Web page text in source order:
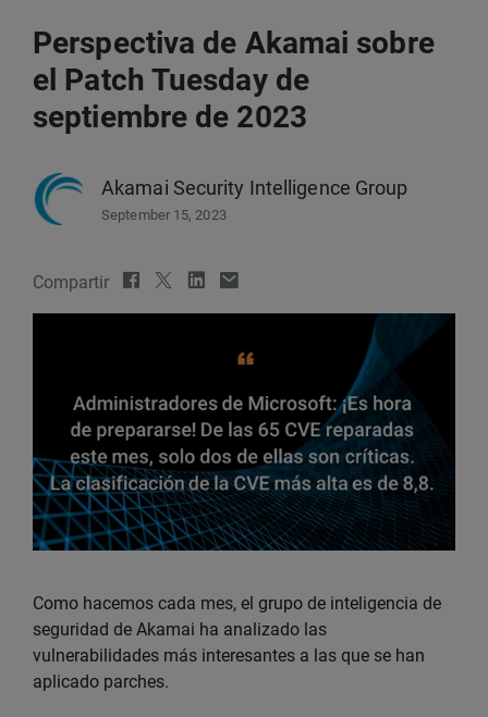
Perspectiva de Akamai sobre
el Patch Tuesday de
septiembre de 2023
Akamai Security Intelligence Group
September 15, 2023
Compartir
Como hacemos cada mes, el grupo de inteligencia de
seguridad de Akamai ha analizado las
vulnerabilidades más interesantes a las que se han
aplicado parches.